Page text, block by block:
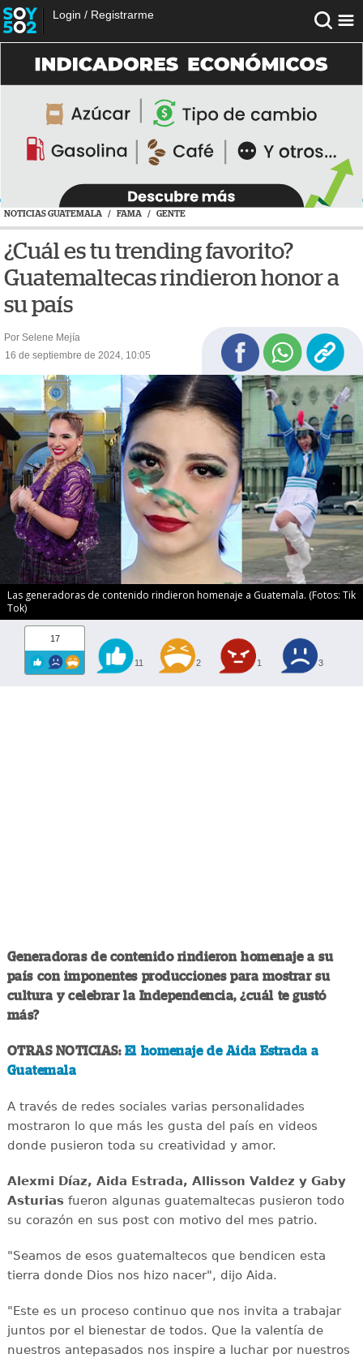
Login / Registrarme
NOTICIAS GUATEMALA / FAMA / GENTE
¿Cuál es tu trending favorito?
Guatemaltecas rindieron honor a
su país
Por Selene Mejía
16 de septiembre de 2024, 10:05
Las generadoras de contenido rindieron homenaje a Guatemala. (Fotos: Tik
Tok)
17
11 2 1 3
Generadoras de contenido rindieron homenaje a su
país con imponentes producciones para mostrar su
cultura y celebrar la Independencia, ¿cuál te gustó
más?
OTRAS NOTICIAS:El homenaje de Aida Estrada a
Guatemala
A través de redes sociales varias personalidades
mostraron lo que más les gusta del país en videos
donde pusieron toda su creatividad y amor.
Alexmi Díaz, Aida Estrada, Allisson Valdez y Gaby
Asturiasfueron algunas guatemaltecas pusieron todo
su corazón en sus post con motivo del mes patrio.
"Seamos de esos guatemaltecos que bendicen esta
tierra donde Dios nos hizo nacer", dijo Aida.
"Este es un proceso continuo que nos invita a trabajar
juntos por el bienestar de todos. Que la valentía de
nuestros antepasados nos inspire a luchar por nuestros